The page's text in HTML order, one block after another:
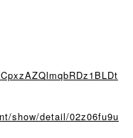
show/detail/02z06fu9u